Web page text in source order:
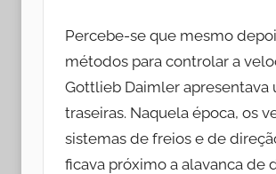
Percebe-se que mesmo
métodos para controlar a
Gottlieb Daimler
traseiras. Naquela época, os
sistemas de freios e de
ficava próximo a alavanca de